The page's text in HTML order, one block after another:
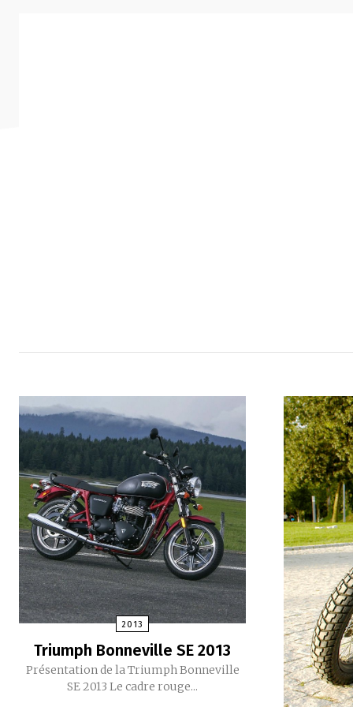
2013
Triumph Bonneville SE 2013
Présentation de la Triumph Bonneville
SE 2013 Le cadre rouge...